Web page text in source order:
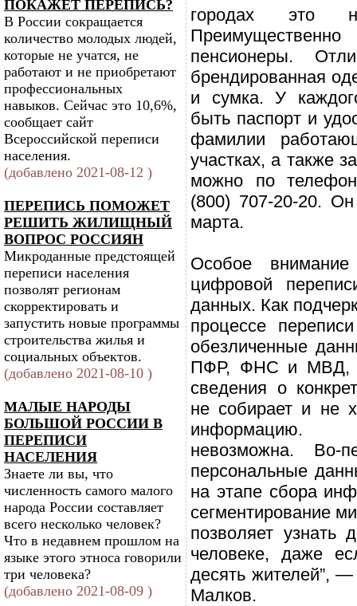
ПОКАЖЕТ ПЕРЕПИСЬ?
В России сокращается
количество молодых людей,
которые не учатся, не
работают и не приобретают
профессиональных
навыков. Сейчас это 10,6%,
сообщает сайт
Всероссийской переписи
населения.
(добавлено 2021-08-12 )
ПЕРЕПИСЬ ПОМОЖЕТ
РЕШИТЬ ЖИЛИЩНЫЙ
ВОПРОС РОССИЯН
Микроданные предстоящей
переписи населения
позволят регионам
скорректировать и
запустить новые программы
строительства жилья и
социальных объектов.
(добавлено 2021-08-10 )
МАЛЫЕ НАРОДЫ
БОЛЬШОЙ РОССИИ В
ПЕРЕПИСИ
НАСЕЛЕНИЯ
Знаете ли вы, что
численность самого малого
народа России составляет
всего несколько человек?
Что в недавнем прошлом на
языке этого этноса говорили
три человека?
(добавлено 2021-08-09 )
городах это
пенсионеры.
брендированная
и сумка. У
быть паспорт и
фамилии
участках, а также
можно по
(800) 707-20-20.
марта.
Особое
цифровой
данных. Как
процессе
обезличенные
ПФР, ФНС и МВД,
сведения о
не собирает и не
информацию.
невозможна. Во-
персональные
на этапе сбора
сегментирование
позволяет узнать
человеке, даже
десять жителей”,
Малков.